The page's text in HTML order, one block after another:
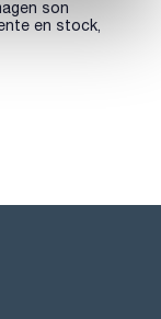
con
interno y
son
en stock,